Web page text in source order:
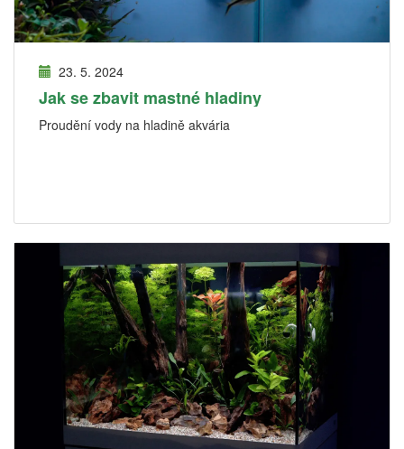
23. 5. 2024
Jak se zbavit mastné hladiny
Proudění vody na hladině akvária